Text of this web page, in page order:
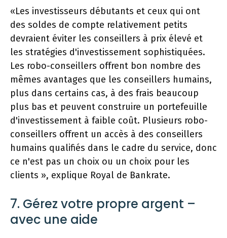
«Les investisseurs débutants et ceux qui ont
des soldes de compte relativement petits
devraient éviter les conseillers à prix élevé et
les stratégies d'investissement sophistiquées.
Les robo-conseillers offrent bon nombre des
mêmes avantages que les conseillers humains,
plus dans certains cas, à des frais beaucoup
plus bas et peuvent construire un portefeuille
d'investissement à faible coût. Plusieurs robo-
conseillers offrent un accès à des conseillers
humains qualifiés dans le cadre du service, donc
ce n'est pas un choix ou un choix pour les
clients », explique Royal de Bankrate.
7. Gérez votre propre argent –
avec une aide